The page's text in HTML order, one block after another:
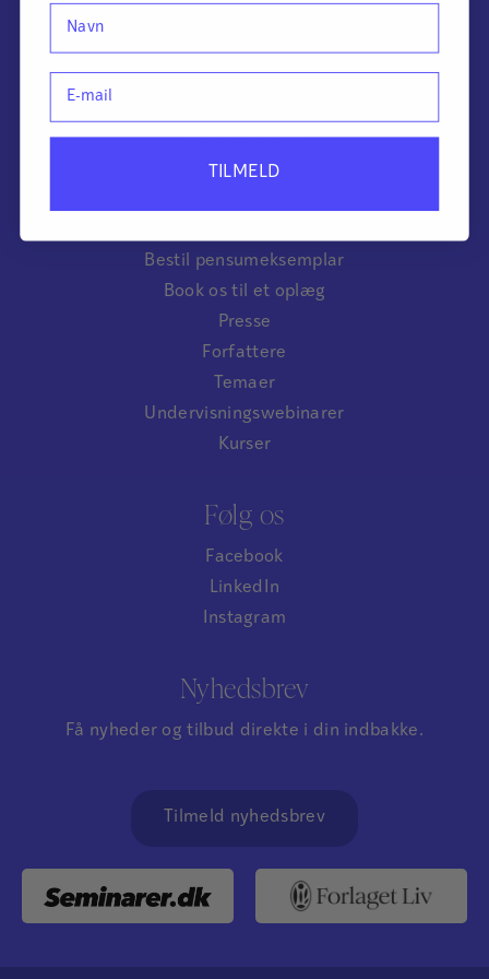
Kundeservice
FAQ
Bestil pensumeksemplar
Book os til et oplæg
Presse
Forfattere
Temaer
Undervisningswebinarer
Kurser
Følg os
Facebook
LinkedIn
Instagram
Nyhedsbrev
Få nyheder og tilbud direkte i din indbakke.
Tilmeld nyhedsbrev
TILMELD